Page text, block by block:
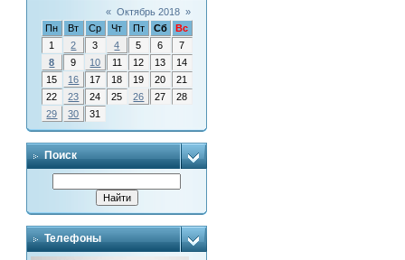
« Октябрь 2018 »
Пн
Вт Ср Чт Пт Сб
Вс
1
2 3 4 5 6
7
8
9 10 11 12 13
14
15
16 17 18 19 20
21
22
23 24 25 26 27
28
29
30 31
Поиск
Телефоны